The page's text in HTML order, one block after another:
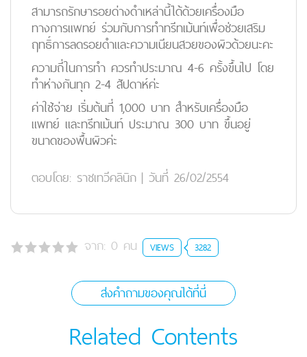
สามารถรักษารอยด่างดำเหล่านี้ได้ด้วยเครื่องมือ
ทางการแพทย์ ร่วมกับการทำทรีทเม้นท์เพื่อช่วยเสริม
ฤทธิ์การลดรอยดำและความเนียนสวยของผิวด้วยนะคะ
ความถี่ในการทำ ควรทำประมาณ 4-6 ครั้งขึ้นไป โดย
ทำห่างกันทุก 2-4 สัปดาห์ค่ะ
ค่าใช้จ่าย เริ่มต้นที่ 1,000 บาท สำหรับเครื่องมือ
แพทย์ และทรีทเม้นท์ ประมาณ 300 บาท ขึ้นอยู่
ขนาดของพื้นผิวค่ะ
ตอบโดย: ราชเทวีคลินิก | วันที่ 26/02/2554
จาก: 0 คน VIEWS 3282
ส่งคำถามของคุณได้ที่นี่
Related Contents